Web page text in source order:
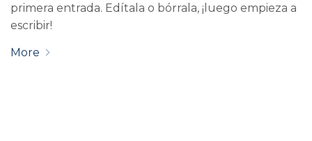
primera entrada. Edítala o bórrala, ¡luego empieza a
escribir!
More